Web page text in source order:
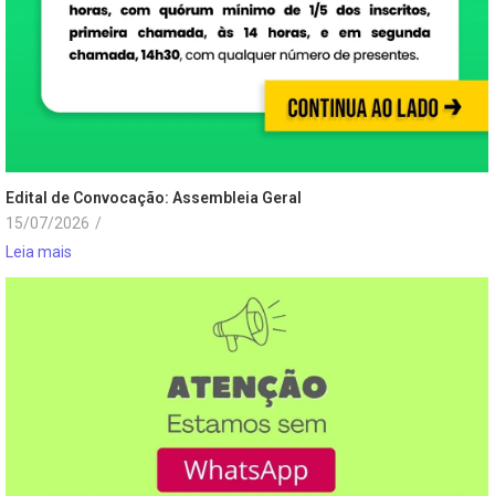
Edital de Convocação: Assembleia Geral
15/07/2026 /
Leia mais